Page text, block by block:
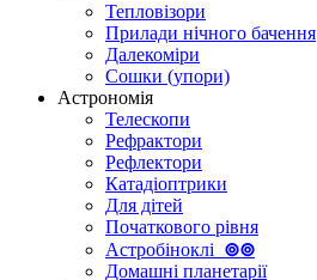
Тепловізори
Прилади нічного бачення
Далекоміри
Сошки (упори)
Астрономія
Телескопи
Рефрактори
Рефлектори
Катадіоптрики
Для дітей
Початкового рівня
Астробіноклі ⊚⊚
Домашні планетарії